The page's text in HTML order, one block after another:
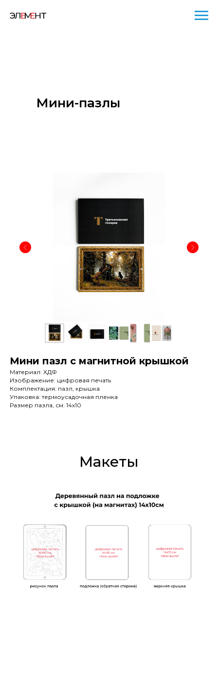
Мини-пазлы
Мини пазл с магнитной крышкой
Материал: ХДФ
Изображение: цифровая печать
Комплектация: пазл, крышка
Упаковка: термоусадочная пленка
Размер пазла, см: 14х10
Макеты